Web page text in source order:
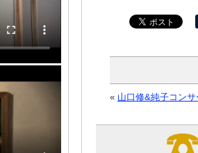
« 山口修&純子コン